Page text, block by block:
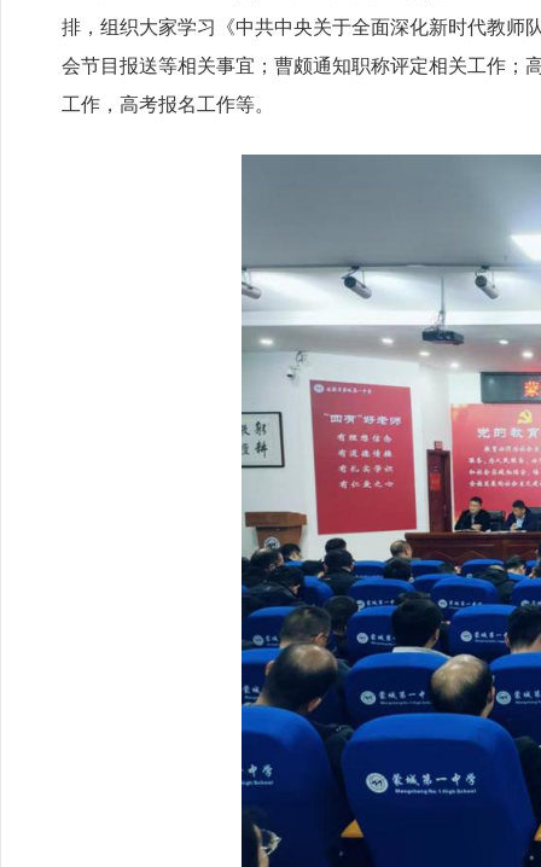
排，组织大家学习《中共中央关于全面深化新时代教师
会节目报送等相关事宜；曹颇通知职称评定相关工作；
工作，高考报名工作等。